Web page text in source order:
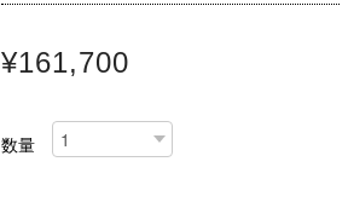
¥161,700
数量